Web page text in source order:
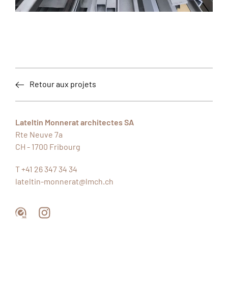
Retour aux projets
Lateltin Monnerat architectes SA
Rte Neuve 7a
CH - 1700 Fribourg
T +41 26 347 34 34
lateltin-monnerat@lmch.ch